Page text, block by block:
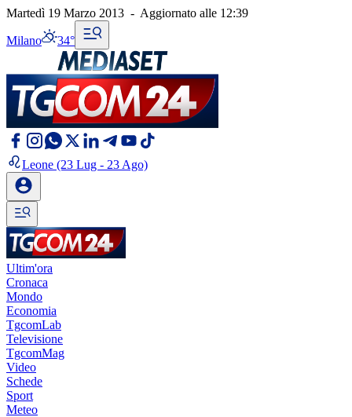
Martedì 19 Marzo 2013 - Aggiornato alle 12:39
Milano 34°
Leone (23 Lug - 23 Ago)
Ultim'ora
Cronaca
Mondo
Economia
TgcomLab
Televisione
TgcomMag
Video
Schede
Sport
Meteo